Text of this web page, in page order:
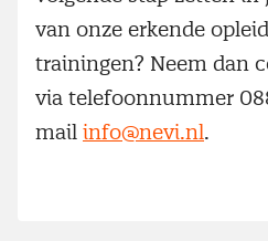
van onze erkende
trainingen? Neem dan
via telefoonnummer
mail info@nevi.nl.